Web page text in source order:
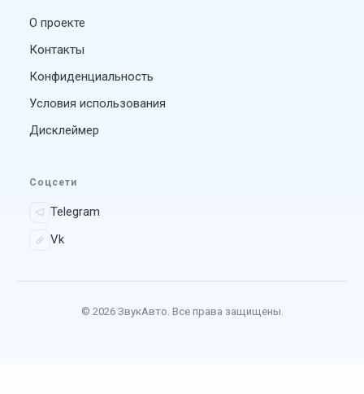
О проекте
Контакты
Конфиденциальность
Условия использования
Дисклеймер
Соцсети
Telegram
Vk
© 2026 ЗвукАвто. Все права защищены.